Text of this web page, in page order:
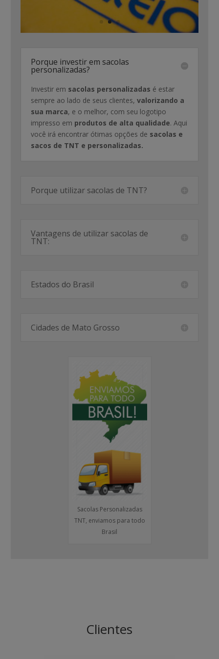
Porque investir em sacolas
personalizadas?
Investir em sacolas personalizadas é estar
sempre ao lado de seus clientes,valorizando a
sua marca, e o melhor, com seu logotipo
impresso em produtos de alta qualidade. Aqui
você irá encontrar ótimas opções de sacolas e
sacos de TNT e personalizadas.
Porque utilizar sacolas de TNT?
Vantagens de utilizar sacolas de
TNT:
Estados do Brasil
Cidades de Mato Grosso
Sacolas Personalizadas
TNT, enviamos para todo
Brasil
Clientes